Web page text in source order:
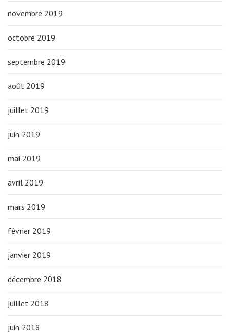
novembre 2019
octobre 2019
septembre 2019
août 2019
juillet 2019
juin 2019
mai 2019
avril 2019
mars 2019
février 2019
janvier 2019
décembre 2018
juillet 2018
juin 2018